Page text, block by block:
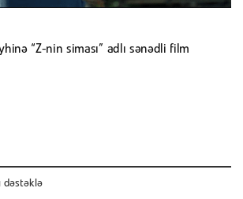
“Z-nin siması” adlı sənədli film
dəstəklə